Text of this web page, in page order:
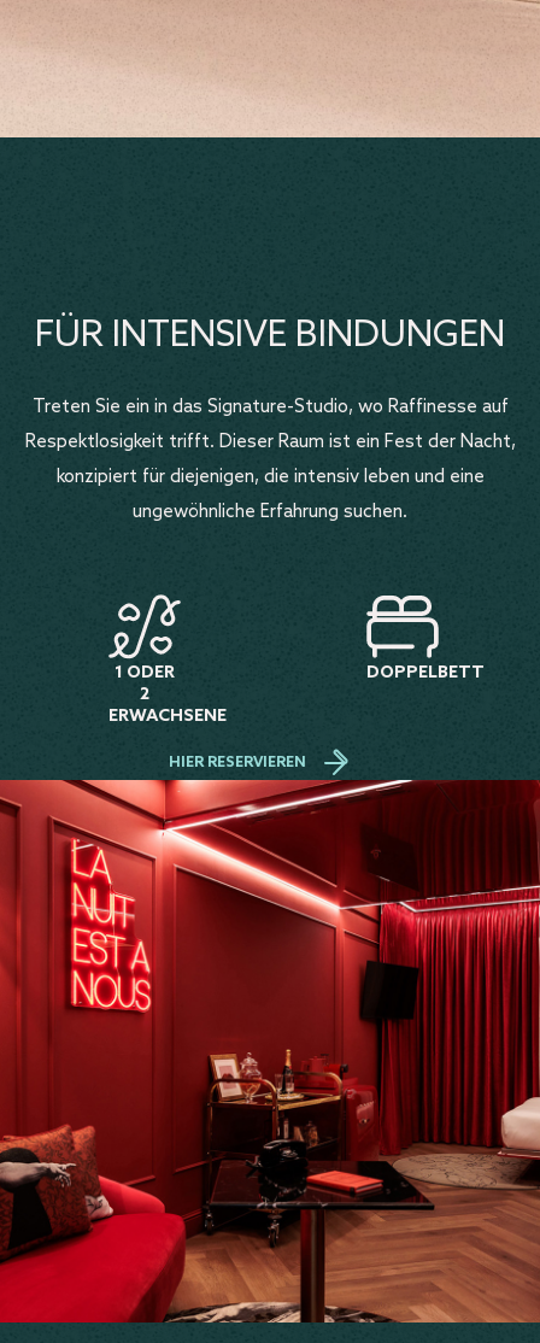
FÜR INTENSIVE BINDUNGEN
Treten Sie ein in das Signature-Studio, wo Raffinesse auf
Respektlosigkeit trifft. Dieser Raum ist ein Fest der Nacht,
konzipiert für diejenigen, die intensiv leben und eine
ungewöhnliche Erfahrung suchen.
1 ODER
2
ERWACHSENE
DOPPELBETT
HIER RESERVIEREN